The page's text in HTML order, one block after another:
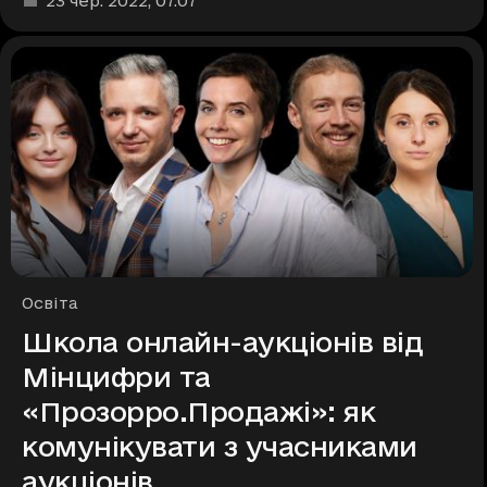
Рубрики
Освіта
Школа онлайн-аукціонів від
Мінцифри та
«Прозорро.Продажі»: як
комунікувати з учасниками